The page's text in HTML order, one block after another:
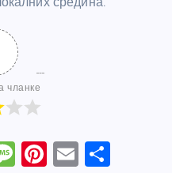
чланке
M Pi E